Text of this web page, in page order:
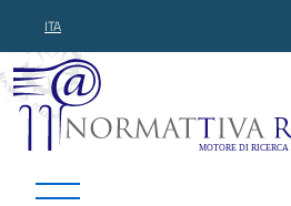
ITA
Normattiva